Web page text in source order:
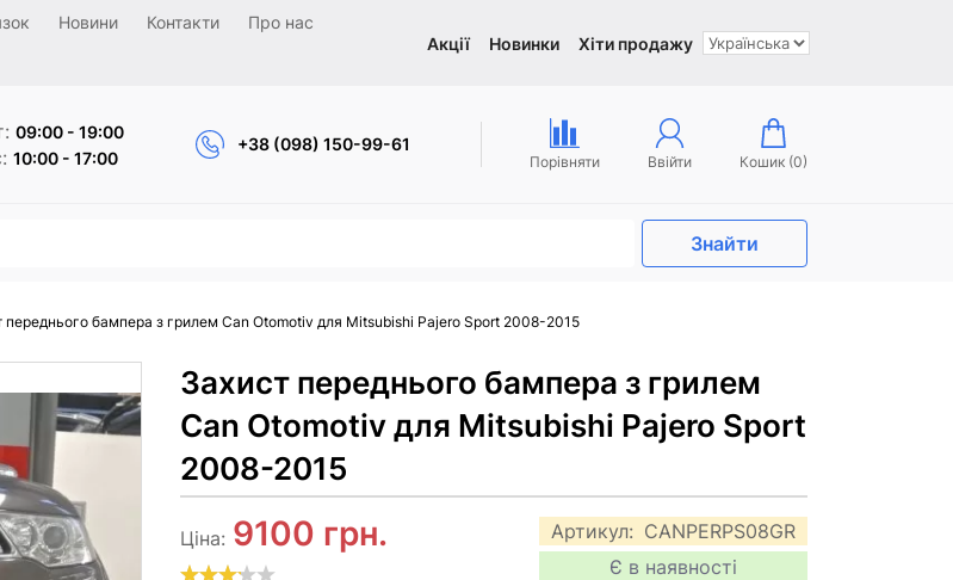
Новини Контакти Про нас
Акції Новинки Хіти продажу
09:00 - 19:00
10:00 - 17:00
+38 (098) 150-99-61
Порівняти Ввійти Кошик (0)
Знайти
переднього бампера з грилем Can Otomotiv для Mitsubishi Pajero Sport 2008-2015
Захист переднього бампера з грилем
Can Otomotiv для Mitsubishi Pajero Sport
2008-2015
Артикул: CANPERPS08GR
Є в наявності
Ціна: 9100 грн.